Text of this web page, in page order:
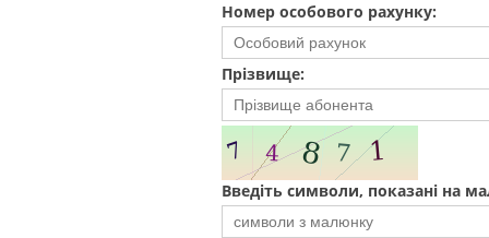
Номер особового рахунку:
Прізвище:
Введіть символи, показані на